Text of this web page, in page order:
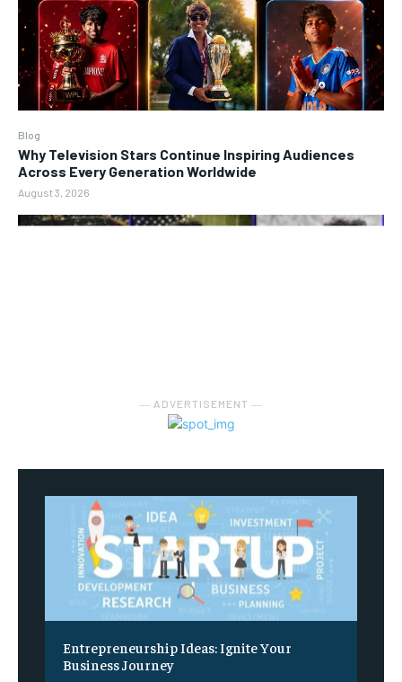
Blog
Why Television Stars Continue Inspiring Audiences
Across Every Generation Worldwide
August 3, 2026
― ADVERTISEMENT ―
Entrepreneurship Ideas: Ignite Your
Business Journey